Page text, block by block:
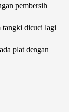
pembersih
tangki dicuci lagi
plat dengan